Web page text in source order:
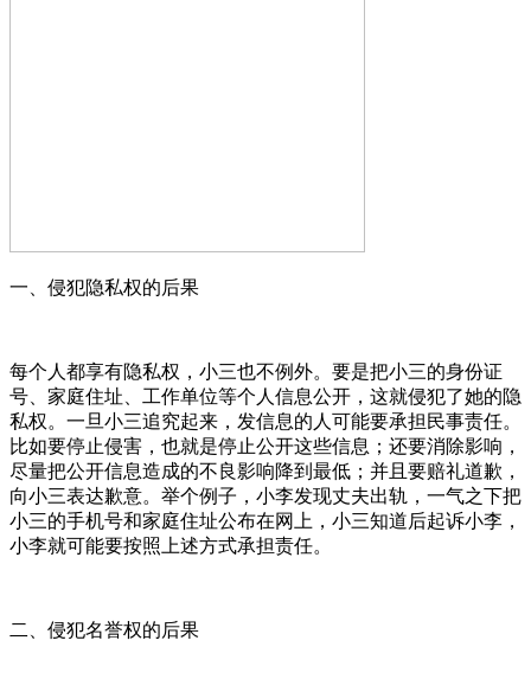
一、侵犯隐私权的后果
每个人都享有隐私权，小三也不例外。要是把小三的身份证
号、家庭住址、工作单位等个人信息公开，这就侵犯了她的隐
私权。一旦小三追究起来，发信息的人可能要承担民事责任。
比如要停止侵害，也就是停止公开这些信息；还要消除影响，
尽量把公开信息造成的不良影响降到最低；并且要赔礼道歉，
向小三表达歉意。举个例子，小李发现丈夫出轨，一气之下把
小三的手机号和家庭住址公布在网上，小三知道后起诉小李，
小李就可能要按照上述方式承担责任。
二、侵犯名誉权的后果